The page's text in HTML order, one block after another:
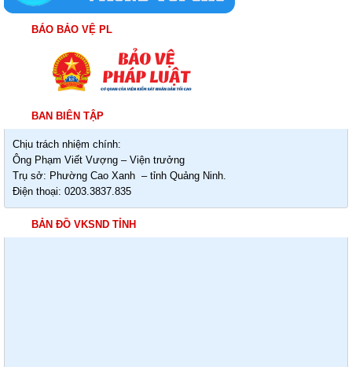
BÁO BẢO VỆ PL
BAN BIÊN TẬP
Chịu trách nhiệm chính:
Ông Phạm Viết Vượng – Viện trưởng
Trụ sở: Phường Cao Xanh – tỉnh Quảng Ninh.
Điện thoại: 0203.3837.835
BẢN ĐỒ VKSND TỈNH